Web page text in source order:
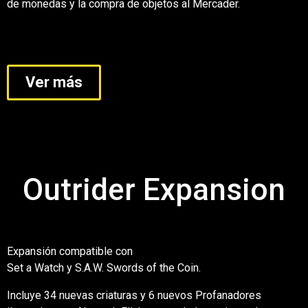
de monedas y la compra de objetos al Mercader.
Ver más
Outrider Expansion
Expansión compatible con
Set a Watch y S.A.W. Swords of the Coin.
Incluye 34 nuevas criaturas y 6 nuevos Profanadores